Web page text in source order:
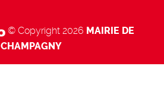
© Copyright 2026 MAIRIE DE
CHAMPAGNY